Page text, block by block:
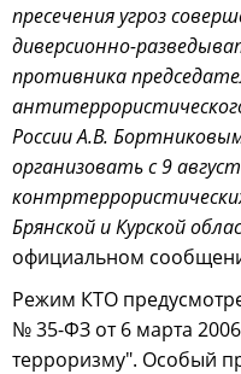
пресечения угроз
диверсионно-
противника
России А.В.
организовать с 9
Брянской и Курской
официальном
Режим КТО
№ 35-ФЗ от 6 марта
терроризму". Особый